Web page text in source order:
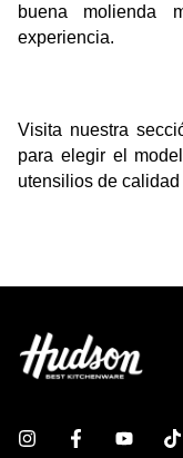
buena molienda
experiencia.
Visita nuestra
para elegir el
utensilios de